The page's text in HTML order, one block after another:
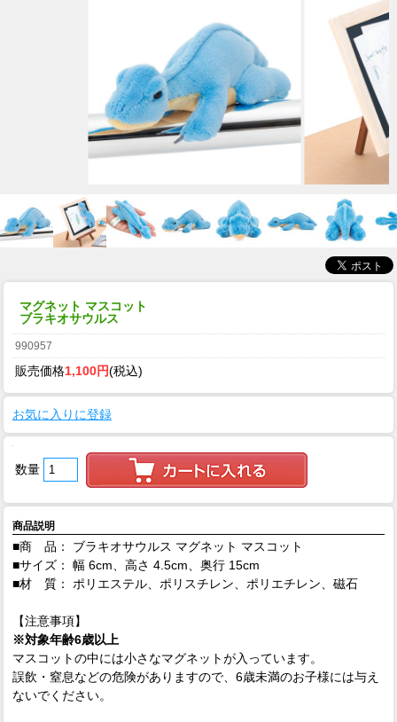
マグネット マスコット
ブラキオサウルス
990957
販売価格1,100円(税込)
お気に入りに登録
数量
商品説明
■商 品： ブラキオサウルス マグネット マスコット
■サイズ： 幅 6cm、高さ 4.5cm、奥行 15cm
■材 質： ポリエステル、ポリスチレン、ポリエチレン、磁石
【注意事項】
※対象年齢6歳以上
マスコットの中には小さなマグネットが入っています。
誤飲・窒息などの危険がありますので、6歳未満のお子様には与え
ないでください。